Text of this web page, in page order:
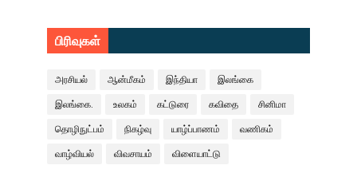
பிரிவுகள்
அரசியல் ஆன்மீகம் இந்தியா இலங்கை
இலங்கை. உலகம் கட்டுரை கவிதை சினிமா
தொழிநுட்பம் நிகழ்வு யாழ்ப்பாணம் வணிகம்
வாழ்வியல் விவசாயம் விளையாட்டு